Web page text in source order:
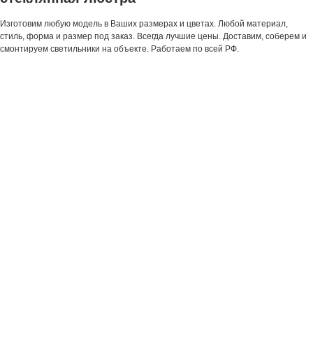
Изготовим любую модель в Ваших размерах и цветах. Любой материал,
стиль, форма и размер под заказ. Всегда лучшие цены. Доставим, соберем и
смонтируем светильники на объекте. Работаем по всей РФ.